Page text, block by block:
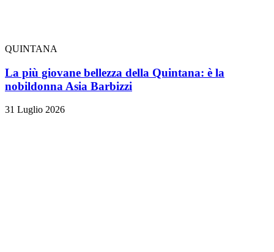
QUINTANA
La più giovane bellezza della Quintana: è la
nobildonna Asia Barbizzi
31 Luglio 2026